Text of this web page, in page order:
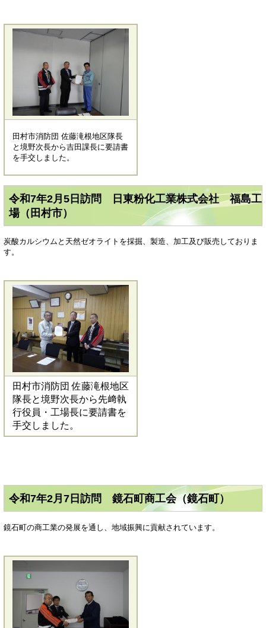
田村市消防団 佐藤滝根地区隊長
と境野次長から吉田課長に要請書
を手交しました。
令和7年2月5日訪問 日東粉化工業株式会社 福島工
場（田村市）
炭酸カルシウムと天然ゼオライトを採掘、製造、加工及び販売しておりま
す。
田村市消防団 佐藤滝根地区
隊長と境野次長から先﨑執
行役員・工場長に要請書を
手交しました。
令和7年2月7日訪問 鏡石町商工会（鏡石町）
鏡石町の商工業の発展を通し、地域振興に貢献されています。